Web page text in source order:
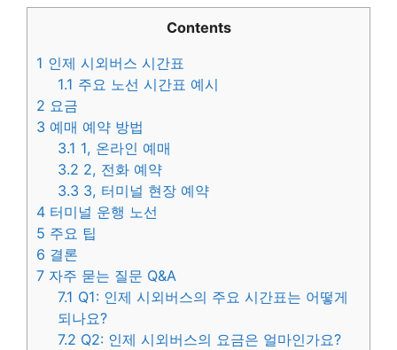
Contents
1 인제 시외버스 시간표
1.1 주요 노선 시간표 예시
2 요금
3 예매 예약 방법
3.1 1, 온라인 예매
3.2 2, 전화 예약
3.3 3, 터미널 현장 예약
4 터미널 운행 노선
5 주요 팁
6 결론
7 자주 묻는 질문 Q&A
7.1 Q1: 인제 시외버스의 주요 시간표는 어떻게
되나요?
7.2 Q2: 인제 시외버스의 요금은 얼마인가요?